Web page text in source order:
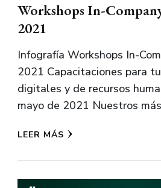
Workshops In-
2021
Infografía Workshops In-
2021 Capacitaciones para
digitales y de recursos
mayo de 2021 Nuestros
LEER MÁS